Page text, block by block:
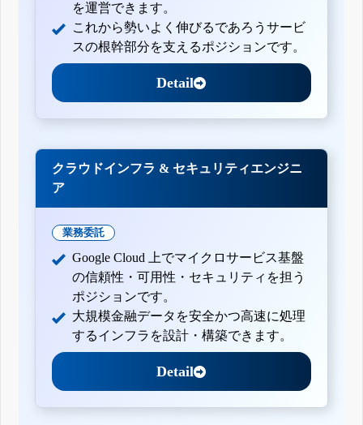
を運営できます。
これから勢いよく伸びるであろうサービ
スの根幹部分を支えるポジションです。
Detail
クラウドインフラ & セキュリティエンジニ
ア
業務委託
Google Cloud 上でマイクロサービス基盤
の信頼性・可用性・セキュリティを担う
ポジションです。
大規模金融データを安全かつ高速に処理
するインフラを設計・構築できます。
Detail